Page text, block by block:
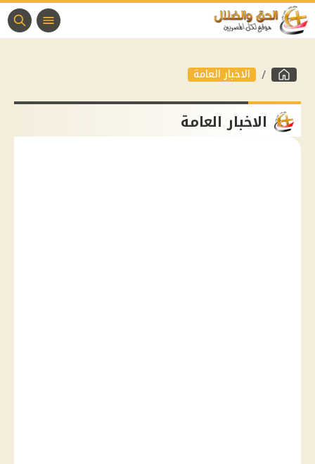
الاخبار العامة
الاخبار العامة